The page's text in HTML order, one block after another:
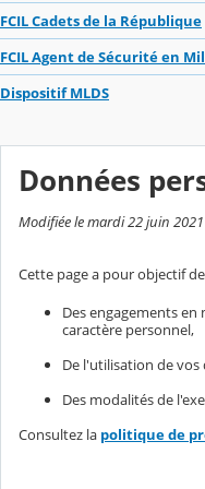
FCIL Cadets de la République
FCIL Agent de Sécurité en
Dispositif MLDS
Données
Modifiée le mardi 22 juin
Cette page a pour objectif
Des engagements
caractère personnel,
De l'utilisation de
Des modalités de
Consultez la politique de